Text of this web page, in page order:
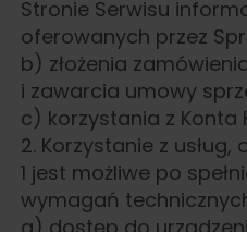
Stronie Serwisu
oferowanych przez
b) złożenia
i zawarcia umowy
c) korzystania z Konta
2. Korzystanie z
1 jest możliwe po
wymagań